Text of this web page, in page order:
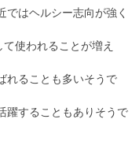
はヘルシー志向が強く
使われることが増え
れることも多いそうで
躍することもありそうで